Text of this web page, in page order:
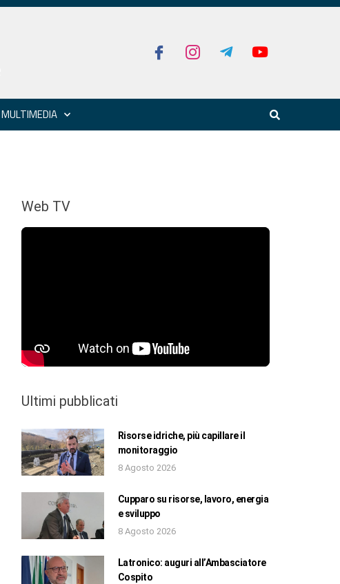
MULTIMEDIA
Web TV
Ultimi pubblicati
Risorse idriche, più capillare il
monitoraggio
8 Agosto 2026
Cupparo su risorse, lavoro, energia
e sviluppo
8 Agosto 2026
Latronico: auguri all’Ambasciatore
Cospito